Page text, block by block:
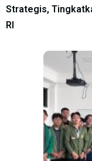
Strategis,
RI